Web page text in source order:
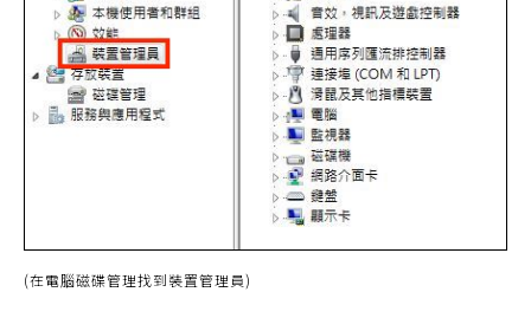
(在電腦磁碟管理找到裝置管理員)